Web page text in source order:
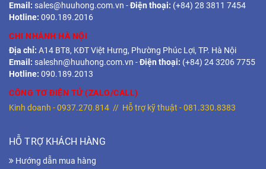
Email: sales@huuhong.com.vn -Điện thoại: (+84) 28 3811 7454
Hotline: 090.189.2016
CHI NHÁNH HÀ NỘI
Địa chỉ: A14 BT8, KĐT Việt Hưng, Phường Phúc Lợi, TP. Hà Nội
Email: saleshn@huuhong.com.vn -Điện thoại: (+84) 24 3206 7755
Hotline: 090.189.2013
CÔNG TƠ ĐIỆN TỬ (ZALO/CALL)
Kinh doanh -0937.270.814 // Hỗ trợ kỹ thuật -081.330.8383
HỖ TRỢ KHÁCH HÀNG
Hướng dẫn mua hàng